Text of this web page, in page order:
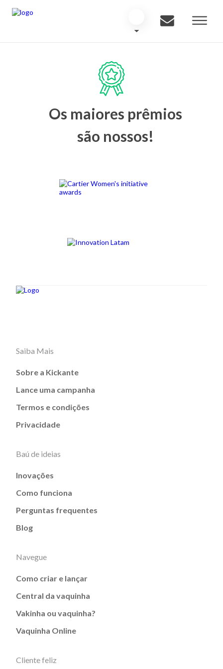
Os maiores prêmios
são nossos!
Saiba Mais
Sobre a Kickante
Lance uma campanha
Termos e condições
Privacidade
Baú de ideias
Inovações
Como funciona
Perguntas frequentes
Blog
Navegue
Como criar e lançar
Central da vaquinha
Vakinha ou vaquinha?
Vaquinha Online
Cliente feliz